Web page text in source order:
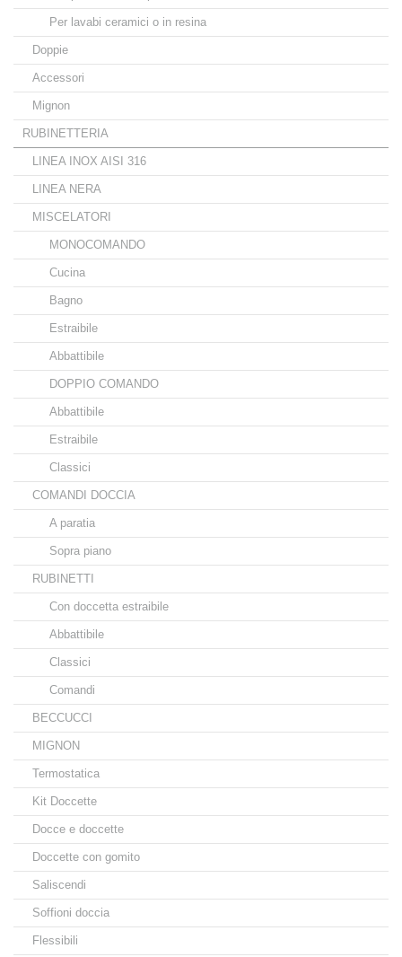
Per lavabi ceramici o in resina
Doppie
Accessori
Mignon
RUBINETTERIA
LINEA INOX AISI 316
LINEA NERA
MISCELATORI
MONOCOMANDO
Cucina
Bagno
Estraibile
Abbattibile
DOPPIO COMANDO
Abbattibile
Estraibile
Classici
COMANDI DOCCIA
A paratia
Sopra piano
RUBINETTI
Con doccetta estraibile
Abbattibile
Classici
Comandi
BECCUCCI
MIGNON
Termostatica
Kit Doccette
Docce e doccette
Doccette con gomito
Saliscendi
Soffioni doccia
Flessibili